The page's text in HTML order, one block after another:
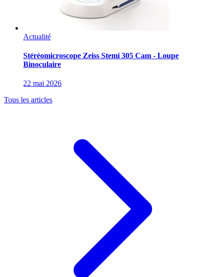
Actualité
Stéréomicroscope Zeiss Stemi 305 Cam - Loupe
Binoculaire
22 mai 2026
Tous les articles